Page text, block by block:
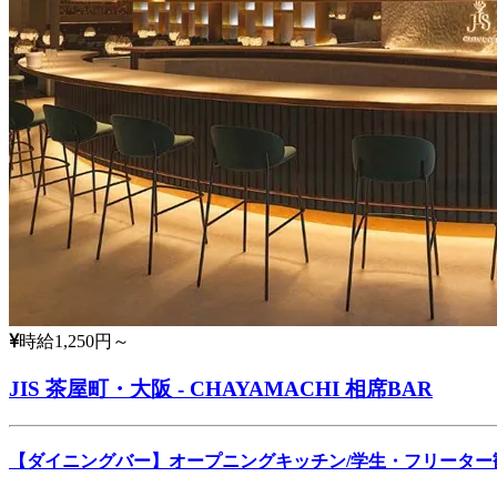
時給1,250円～
JIS 茶屋町・大阪 - CHAYAMACHI 相席BAR
【ダイニングバー】オープニングキッチン/学生・フリーター